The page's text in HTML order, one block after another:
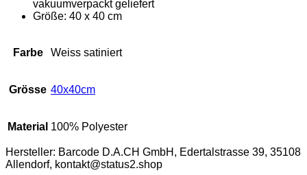
vakuumverpackt geliefert
Größe: 40 x 40 cm
Farbe Weiss satiniert
Grösse 40x40cm
Material 100% Polyester
Hersteller: Barcode D.A.CH GmbH, Edertalstrasse 39, 35108
Allendorf, kontakt@status2.shop